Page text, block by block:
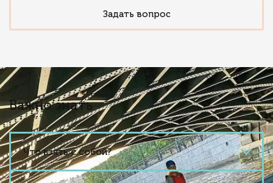
Задать вопрос
Важно знать
Что взять с собой?